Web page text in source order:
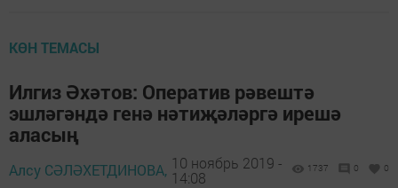
КӨН ТЕМАСЫ
Илгиз Әхәтов: Оператив рәвештә
эшләгәндә генә нәтиҗәләргә ирешә
аласың
Алсу СӘЛӘХЕТДИНОВА, 10 ноябрь 2019 -
14:08
1737 0 0